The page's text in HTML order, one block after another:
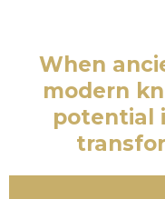
When
modern
potential